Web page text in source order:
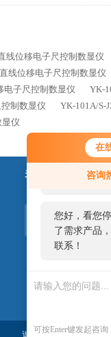
在
咨询
您好！欢迎
服务，请问
您好，看您
了需求产品
联系！
可按Enter键发起咨询
线位移电子尺控制数显仪
线位移电子尺控制数显仪
电子尺控制数显仪
YK-
制数显仪
YK-101A/S-
仪
关注我们
返回首页 关于我们